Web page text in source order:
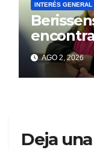
INTERÉS GENERAL
MAR»
AGO 2, 2026
Deja